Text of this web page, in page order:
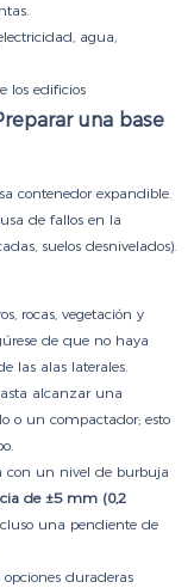
agua,
los edificios
una base
contenedor expandible.
de fallos en la
suelos desnivelados).
rocas, vegetación y
de que no haya
las alas laterales.
alcanzar una
o un compactador; esto
con un nivel de burbuja
de ±5 mm (0,2
una pendiente de
duraderas